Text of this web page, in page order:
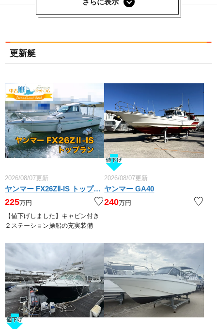
さらに表示
更新艇
2026/08/07更新
ヤンマー FX26ZⅡ-IS トップラン
225万円
【値下げしました】キャビン付き
２ステーション操船の充実装備
2026/08/07更新
ヤンマー GA40
240万円